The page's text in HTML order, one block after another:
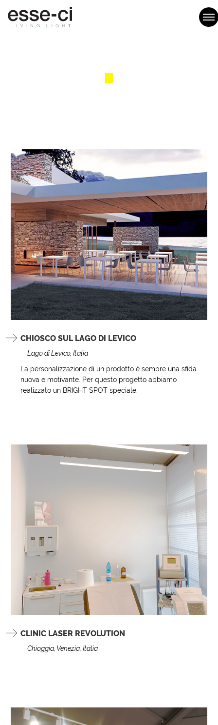
CHIOSCO SUL LAGO DI LEVICO
Lago di Levico, Italia
La personalizzazione di un prodotto è sempre una sfida
nuova e motivante. Per questo progetto abbiamo
realizzato un BRIGHT SPOT speciale.
CLINIC LASER REVOLUTION
Chioggia, Venezia, Italia